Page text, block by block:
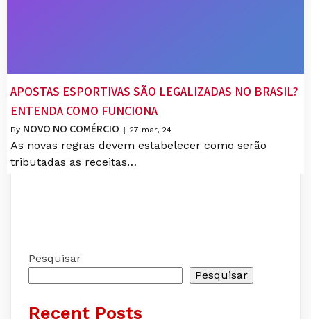
APOSTAS ESPORTIVAS SÃO LEGALIZADAS NO BRASIL?
ENTENDA COMO FUNCIONA
By NOVO NO COMÉRCIO | 27 mar, 24
As novas regras devem estabelecer como serão
tributadas as receitas…
Pesquisar
Pesquisar
Recent Posts